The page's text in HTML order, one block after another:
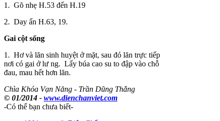
1. Gõ nhẹ H.53 đến H.19
2. Day ấn H.63, 19.
Gai cột sống
1. Hơ và lăn sinh huyệt ở mặt, sau đó lăn trực tiếp
nơi có gai ở lư ng. Lấy búa cao su to đập vào chỗ
đau, mau hết hơn lăn.
Chìa Khóa Vạn Năng - Trần Dũng Thắng
© 01/2014 - www.dienchanviet.com
-Có thể bạn chưa biết-